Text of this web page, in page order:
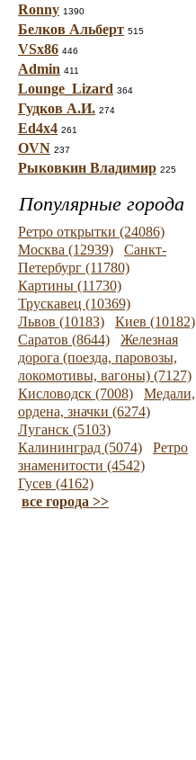
Ronny 1390
Белков Альберт 515
VSx86 446
Admin 411
Lounge_Lizard 364
Гудков А.И. 274
Ed4x4 261
OVN 237
Рыковкин Владимир 225
Популярные города
Ретро открытки (24086)
Москва (12939)
Санкт-
Петербург (11780)
Картины (11730)
Трускавец (10369)
Львов (10183)
Киев (10182)
Саратов (8644)
Железная
дорога (поезда, паровозы,
локомотивы, вагоны) (7127)
Кисловодск (7008)
Медали,
ордена, значки (6274)
Луганск (5103)
Калининград (5074)
Ретро
знаменитости (4542)
Гусев (4162)
все города >>